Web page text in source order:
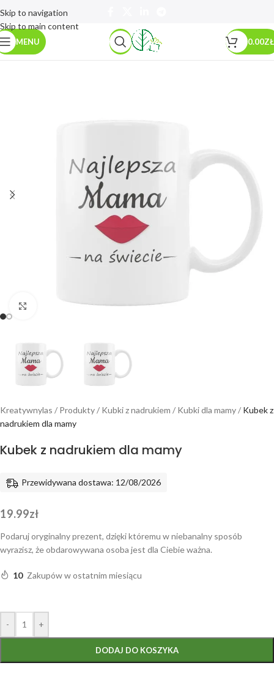
Skip to navigation
Skip to main content
MENU 0.00ZŁ
Powiększ
Kreatywnylas / Produkty/ Kubki z nadrukiem / Kubki dla mamy/ Kubek z
nadrukiem dla mamy
Kubek z nadrukiem dla mamy
Przewidywana dostawa: 12/08/2026
19.99zł
Podaruj oryginalny prezent, dzięki któremu w niebanalny sposób
wyrazisz, że obdarowywana osoba jest dla Ciebie ważna.
10 Zakupów w ostatnim miesiącu
- +
DODAJ DO KOSZYKA